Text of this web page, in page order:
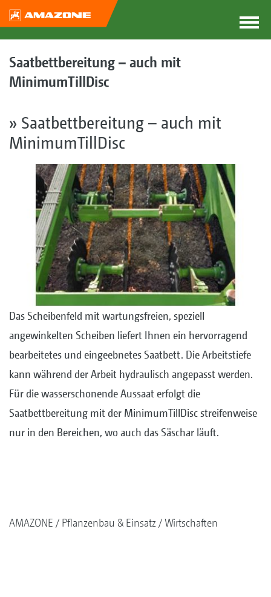
Saatbettbereitung – auch mit
MinimumTillDisc
» Saatbettbereitung – auch mit
MinimumTillDisc
Das Scheibenfeld mit wartungsfreien, speziell
angewinkelten Scheiben liefert Ihnen ein hervorragend
bearbeitetes und eingeebnetes Saatbett. Die Arbeitstiefe
kann während der Arbeit hydraulisch angepasst werden.
Für die wasserschonende Aussaat erfolgt die
Saatbettbereitung mit der MinimumTillDisc streifenweise
nur in den Bereichen, wo auch das Säschar läuft.
AMAZONE Pflanzenbau & Einsatz Wirtschaften